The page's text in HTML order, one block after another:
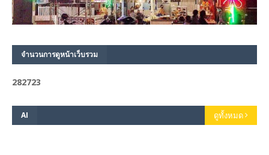
จำนวนการดูหน้าเว็บรวม
282723
AI ดูทั้งหมด